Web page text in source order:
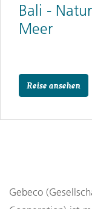
Bali -
Meer
Reise ansehen
Gebeco